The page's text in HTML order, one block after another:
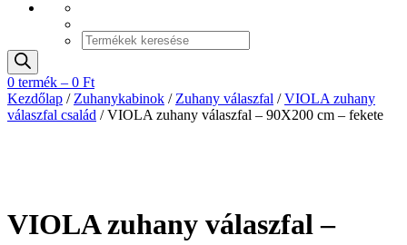
Products
search
0 termék – 0 Ft
Kezdőlap / Zuhanykabinok / Zuhany válaszfal /VIOLA zuhany
válaszfal család / VIOLA zuhany válaszfal – 90X200 cm – fekete
VIOLA zuhany válaszfal –